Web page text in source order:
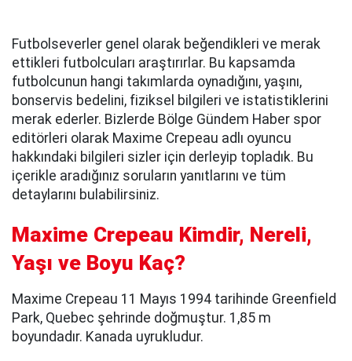
Futbolseverler genel olarak beğendikleri ve merak
ettikleri futbolcuları araştırırlar. Bu kapsamda
futbolcunun hangi takımlarda oynadığını, yaşını,
bonservis bedelini, fiziksel bilgileri ve istatistiklerini
merak ederler. Bizlerde Bölge Gündem Haber spor
editörleri olarak Maxime Crepeau adlı oyuncu
hakkındaki bilgileri sizler için derleyip topladık. Bu
içerikle aradığınız soruların yanıtlarını ve tüm
detaylarını bulabilirsiniz.
Maxime Crepeau Kimdir, Nereli,
Yaşı ve Boyu Kaç?
Maxime Crepeau 11 Mayıs 1994 tarihinde Greenfield
Park, Quebec şehrinde doğmuştur. 1,85 m
boyundadır. Kanada uyrukludur.